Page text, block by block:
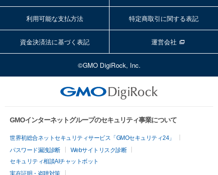
利用可能な支払方法 特定商取引に関する表記
資金決済法に基づく表記 運営会社
©GMO DigiRock, Inc.
GMOインターネットグループのセキュリティ事業について
世界初総合ネットセキュリティサービス「GMOセキュリティ24」
パスワード漏洩診断
Webサイトリスク診断
セキュリティ相談AIチャットボット
実在証明・盗聴対策